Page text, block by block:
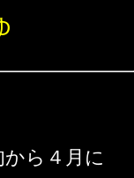
ら４月に